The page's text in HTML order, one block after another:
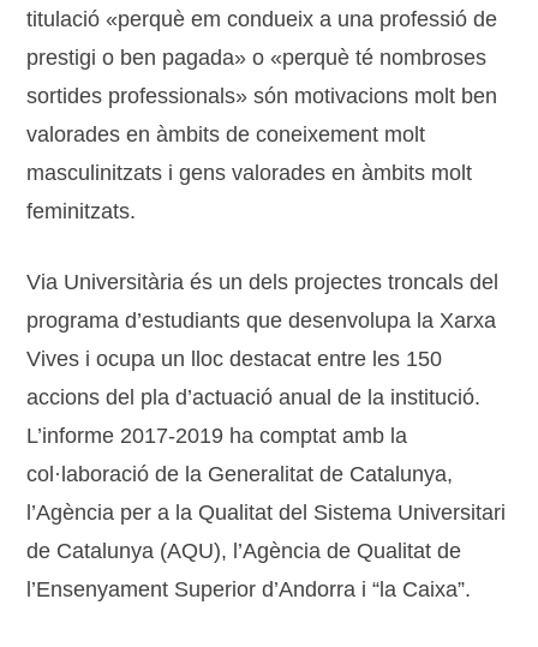
titulació «perquè em condueix a una professió de
prestigi o ben pagada» o «perquè té nombroses
sortides professionals» són motivacions molt ben
valorades en àmbits de coneixement molt
masculinitzats i gens valorades en àmbits molt
feminitzats.
Via Universitària és un dels projectes troncals del
programa d’estudiants que desenvolupa la Xarxa
Vives i ocupa un lloc destacat entre les 150
accions del pla d’actuació anual de la institució.
L’informe 2017-2019 ha comptat amb la
col·laboració de la Generalitat de Catalunya,
l’Agència per a la Qualitat del Sistema Universitari
de Catalunya (AQU), l’Agència de Qualitat de
l’Ensenyament Superior d’Andorra i “la Caixa”.